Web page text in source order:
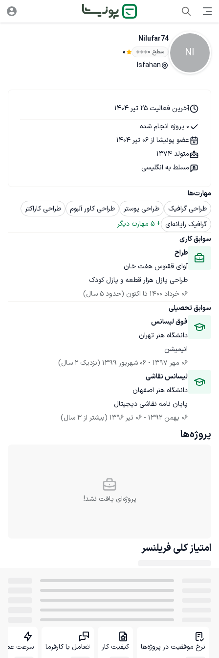
NI
Nilufar74
سطح ۰ 0
Isfahan
مهارت‌ها
طراحی گرافیک
طراحی پوستر طراحی کاور آلبوم
طراحی کاراکتر
گرافیک رایانه‌ای
+
5 مهارت دیگر
سوابق کاری
طراح
آوای ققنوس هفت خان
طراحی پازل هزار قطعه و پازل کودک
06 خرداد 1400
تا اکنون (حدود 5 سال)
سوابق تحصیلی
فوق لیسانس
دانشگاه هنر تهران
انیمیشن
06 مهر 1397
- 06 شهریور 1399
(نزدیک 2 سال)
لیسانس نقاشی
دانشگاه هنر اصفهان
پایان نامه نقاشی دیجیتال
06 بهمن 1392
- 06 تیر 1396 (بیشتر از 3 سال)
آخرین فعالیت 25 تیر 1404
0 پروژه انجام شده
عضو پونیشا از 06 تیر 1404
متولد 1374
مسلط به انگلیسی
پروژه‌ها
پروژه‌ای یافت نشد!
امتیاز کلی فریلنسر
نرخ موفقیت در پروژه‌ها کیفیت کار تعامل با کارفرما سرعت عمل